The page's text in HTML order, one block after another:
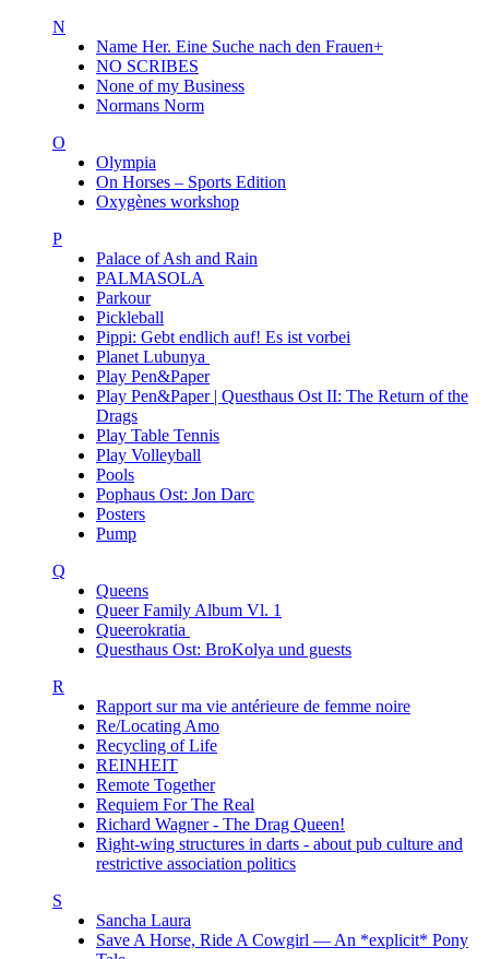
N
Name Her. Eine Suche nach den Frauen+
NO SCRIBES
None of my Business
Normans Norm
O
Olympia
On Horses – Sports Edition
Oxygènes workshop
P
Palace of Ash and Rain
PALMASOLA
Parkour
Pickleball
Pippi: Gebt endlich auf! Es ist vorbei
Planet Lubunya
Play Pen&Paper
Play Pen&Paper | Questhaus Ost II: The Return of the
Drags
Play Table Tennis
Play Volleyball
Pools
Pophaus Ost: Jon Darc
Posters
Pump
Q
Queens
Queer Family Album Vl. 1
Queerokratia
Questhaus Ost: BroKolya und guests
R
Rapport sur ma vie antérieure de femme noire
Re/Locating Amo
Recycling of Life
REINHEIT
Remote Together
Requiem For The Real
Richard Wagner - The Drag Queen!
Right-wing structures in darts - about pub culture and
restrictive association politics
S
Sancha Laura
Save A Horse, Ride A Cowgirl — An *explicit* Pony